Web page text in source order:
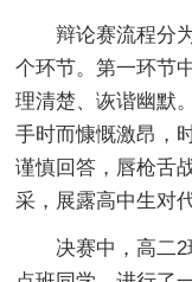
辩论赛流程分为
个环节。第一环节
理清楚、诙谐幽默
手时而慷慨激昂，
谨慎回答，唇枪舌
采，展露高中生对
决赛中，高二2